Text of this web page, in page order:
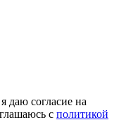
даю согласие на
с политикой